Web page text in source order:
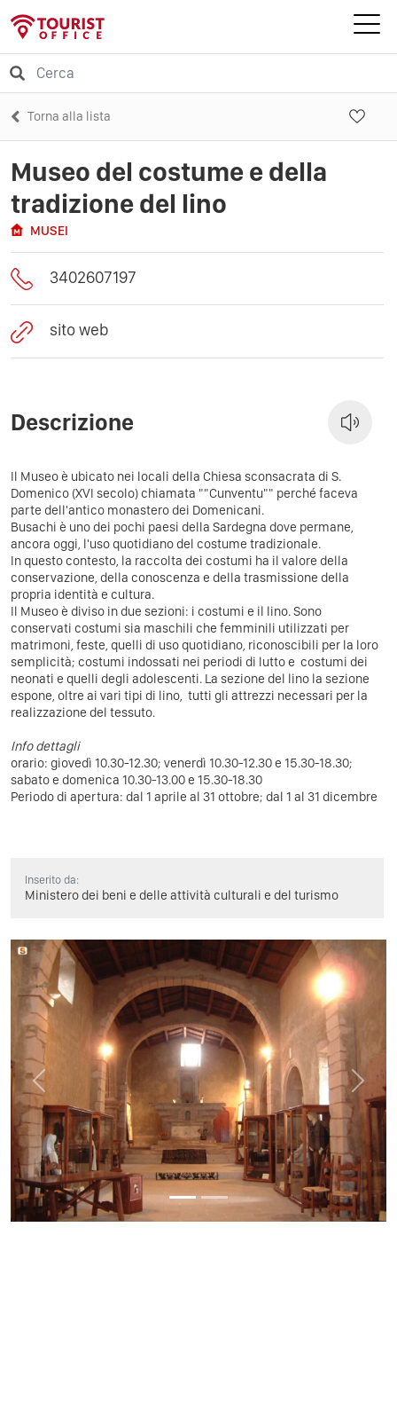
Torna alla lista
Museo del costume e della
tradizione del lino
MUSEI
3402607197
sito web
Descrizione
Il Museo è ubicato nei locali della Chiesa sconsacrata di S.
Domenico (XVI secolo) chiamata ""Cunventu"" perché faceva
parte dell'antico monastero dei Domenicani.
Busachi è uno dei pochi paesi della Sardegna dove permane,
ancora oggi, l'uso quotidiano del costume tradizionale.
In questo contesto, la raccolta dei costumi ha il valore della
conservazione, della conoscenza e della trasmissione della
propria identità e cultura.
Il Museo è diviso in due sezioni: i costumi e il lino. Sono
conservati costumi sia maschili che femminili utilizzati per
matrimoni, feste, quelli di uso quotidiano, riconoscibili per la loro
semplicità; costumi indossati nei periodi di lutto e costumi dei
neonati e quelli degli adolescenti. La sezione del lino la sezione
espone, oltre ai vari tipi di lino, tutti gli attrezzi necessari per la
realizzazione del tessuto.
Info dettagli
orario: giovedì 10.30-12.30; venerdì 10.30-12.30 e 15.30-18.30;
sabato e domenica 10.30-13.00 e 15.30-18.30
Periodo di apertura: dal 1 aprile al 31 ottobre; dal 1 al 31 dicembre
Inserito da:
Ministero dei beni e delle attività culturali e del turismo
Previous Next